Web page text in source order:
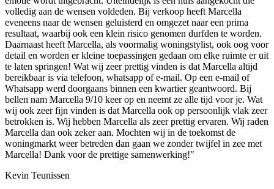
volledig aan de wensen voldeden. Bij verkoop heeft Marcella
eveneens naar de wensen geluisterd en omgezet naar een prima
resultaat, waarbij ook een klein risico genomen durfden te worden.
Daarnaast heeft Marcella, als voormalig woningstylist, ook oog voor
detail en worden er kleine toepassingen gedaan om elke ruimte er uit
te laten springen! Wat wij zeer prettig vinden is dat Marcella altijd
bereikbaar is via telefoon, whatsapp of e-mail. Op een e-mail of
Whatsapp werd doorgaans binnen een kwartier geantwoord. Bij
bellen nam Marcella 9/10 keer op en neemt ze alle tijd voor je. Wat
wij ook zeer fijn vinden is dat Marcella ook op persoonlijk vlak zeer
betrokken is. Wij hebben Marcella als zeer prettig ervaren. Wij raden
Marcella dan ook zeker aan. Mochten wij in de toekomst de
woningmarkt weer betreden dan gaan we zonder twijfel in zee met
Marcella! Dank voor de prettige samenwerking!"
Kevin Teunissen